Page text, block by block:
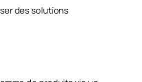
des solutions